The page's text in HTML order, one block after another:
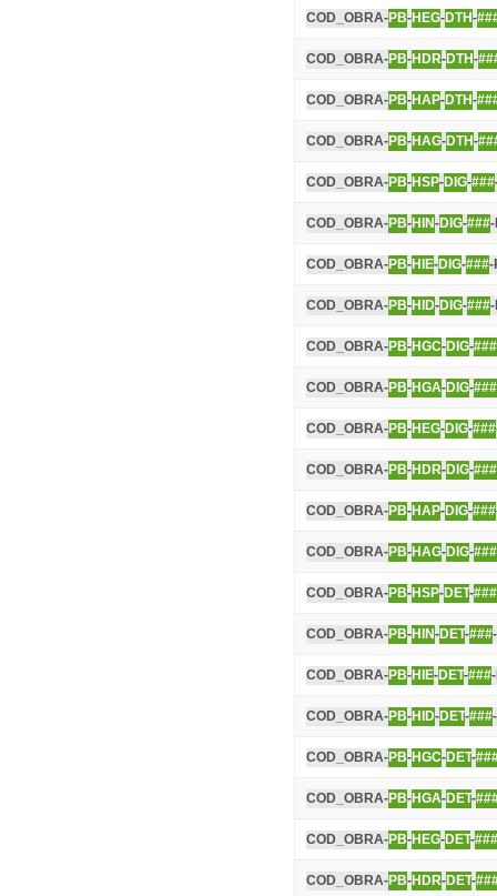
COD_OBRA-PB-HEG-DTH-
COD_OBRA-PB-HDR-DTH-
COD_OBRA-PB-HAP-DTH-
COD_OBRA-PB-HAG-DTH-
COD_OBRA-PB-HSP-DIG-###
COD_OBRA-PB-HIN-DIG-###
COD_OBRA-PB-HIE-DIG-###-
COD_OBRA-PB-HID-DIG-###
COD_OBRA-PB-HGC-DIG-###
COD_OBRA-PB-HGA-DIG-###
COD_OBRA-PB-HEG-DIG-###
COD_OBRA-PB-HDR-DIG-###
COD_OBRA-PB-HAP-DIG-###
COD_OBRA-PB-HAG-DIG-###
COD_OBRA-PB-HSP-DET-###
COD_OBRA-PB-HIN-DET-###
COD_OBRA-PB-HIE-DET-###
COD_OBRA-PB-HID-DET-###
COD_OBRA-PB-HGC-DET-
COD_OBRA-PB-HGA-DET-
COD_OBRA-PB-HEG-DET-###
COD_OBRA-PB-HDR-DET-